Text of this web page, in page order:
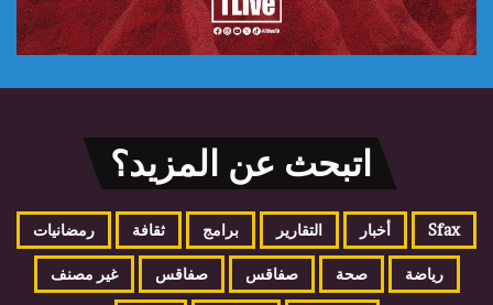
اتبحث عن المزيد؟
Sfax أخبار التقارير برامج ثقافة رمضانيات
رياضة صحة صفاقس صفاقس غير مصنف